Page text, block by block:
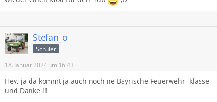
Stefan_o
Schüler
18. Januar 2024 um 16:43
Hey, ja da kommt ja auch noch ne Bayrische Feuerwehr- klasse
und Danke !!!